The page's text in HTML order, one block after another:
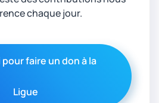
chaque jour.
faire un don à la
Ligue